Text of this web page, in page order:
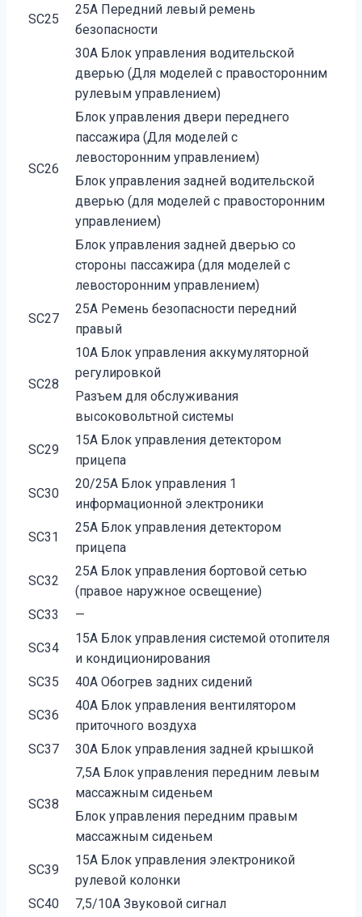
SC25
25А Передний левый ремень
безопасности
SC26
30А Блок управления водительской
дверью (Для моделей с правосторонним
рулевым управлением)
Блок управления двери переднего
пассажира (Для моделей с
левосторонним управлением)
Блок управления задней водительской
дверью (для моделей с правосторонним
управлением)
Блок управления задней дверью со
стороны пассажира (для моделей с
левосторонним управлением)
SC27
25А Ремень безопасности передний
правый
SC28
10А Блок управления аккумуляторной
регулировкой
Разъем для обслуживания
высоковольтной системы
SC29
15А Блок управления детектором
прицепа
SC30
20/25А Блок управления 1
информационной электроники
SC31
25А Блок управления детектором
прицепа
SC32
25А Блок управления бортовой сетью
(правое наружное освещение)
SC33
—
SC34
15А Блок управления системой отопителя
и кондиционирования
SC35
40А Обогрев задних сидений
SC36
40А Блок управления вентилятором
приточного воздуха
SC37
30А Блок управления задней крышкой
SC38
7,5А Блок управления передним левым
массажным сиденьем
Блок управления передним правым
массажным сиденьем
SC39
15А Блок управления электроникой
рулевой колонки
SC40
7,5/10А Звуковой сигнал